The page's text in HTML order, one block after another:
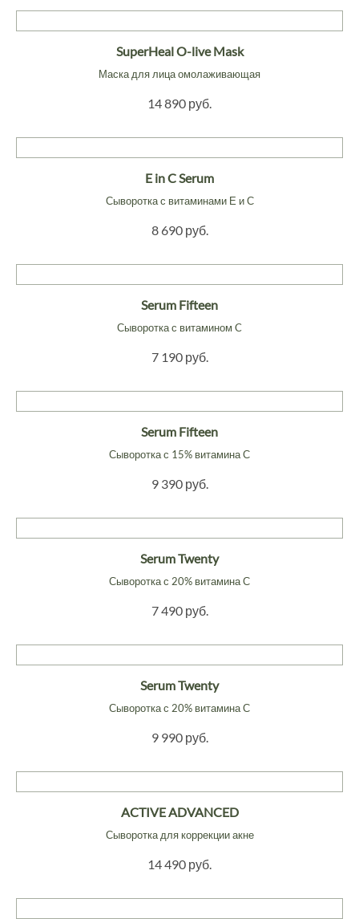
SuperHeal O-live Mask
Маска для лица омолаживающая
14 890 руб.
E in C Serum
Сыворотка с витаминами Е и С
8 690 руб.
Serum Fifteen
Сыворотка с витамином C
7 190 руб.
Serum Fifteen
Сыворотка с 15% витамина С
9 390 руб.
Serum Twenty
Сыворотка с 20% витамина С
7 490 руб.
Serum Twenty
Сыворотка с 20% витамина С
9 990 руб.
ACTIVE ADVANCED
Сыворотка для коррекции акне
14 490 руб.